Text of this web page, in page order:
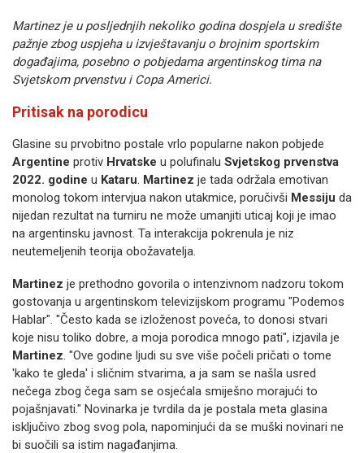
Martinez je u posljednjih nekoliko godina dospjela u središte
pažnje zbog uspjeha u izvještavanju o brojnim sportskim
događajima, posebno o pobjedama argentinskog tima na
Svjetskom prvenstvu i Copa Americi.
Pritisak na porodicu
Glasine su prvobitno postale vrlo popularne nakon pobjede
Argentine protiv Hrvatske u polufinalu Svjetskog prvenstva
2022. godine u Kataru. Martinez je tada održala emotivan
monolog tokom intervjua nakon utakmice, poručivši Messiju da
nijedan rezultat na turniru ne može umanjiti uticaj koji je imao
na argentinsku javnost. Ta interakcija pokrenula je niz
neutemeljenih teorija obožavatelja.
Martinez je prethodno govorila o intenzivnom nadzoru tokom
gostovanja u argentinskom televizijskom programu "Podemos
Hablar". "Često kada se izloženost poveća, to donosi stvari
koje nisu toliko dobre, a moja porodica mnogo pati", izjavila je
Martinez. "Ove godine ljudi su sve više počeli pričati o tome
'kako te gleda' i sličnim stvarima, a ja sam se našla usred
nečega zbog čega sam se osjećala smiješno morajući to
pojašnjavati." Novinarka je tvrdila da je postala meta glasina
isključivo zbog svog pola, napominjući da se muški novinari ne
bi suočili sa istim nagađanjima.